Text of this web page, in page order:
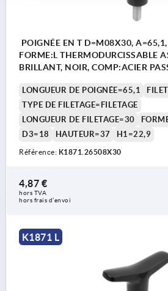
POIGNÉE EN T D=M08X30,
FORME:L THERMODURCISSABLE
BRILLANT, NOIR, COMP:ACIER
LONGUEUR DE POIGNÉE=65,1
TYPE DE FILETAGE=FILETAGE
LONGUEUR DE FILETAGE=30
D3=18
HAUTEUR=37 H1=22,9
Référence: K1871.26508X30
4,87 €
hors TVA
hors frais d’envoi
K1871 L